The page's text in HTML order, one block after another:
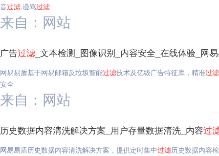
音过滤,谩骂过滤
来自：网站
广告过滤 _文本检测_图像识别_内容安全_在线体验_网
网易易盾基于网易邮箱反垃圾智能过滤技术及亿级广告特征库，精准过滤
安全
来自：网站
历史数据内容清洗解决方案_用户存量数据清洗_内容过
网易易盾历史数据内容清洗解决方案，提供定时集中过滤历史数据内容